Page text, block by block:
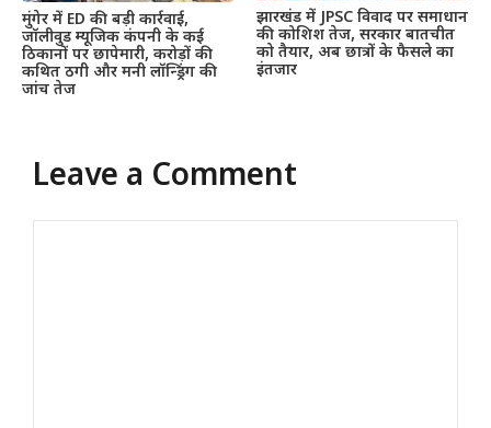
मुंगेर में ED की बड़ी कार्रवाई,
जॉलीवुड म्यूजिक कंपनी के कई
ठिकानों पर छापेमारी, करोड़ों की
कथित ठगी और मनी लॉन्ड्रिंग की
जांच तेज
झारखंड में JPSC विवाद पर समाधान
की कोशिश तेज, सरकार बातचीत
को तैयार, अब छात्रों के फैसले का
इंतजार
Leave a Comment